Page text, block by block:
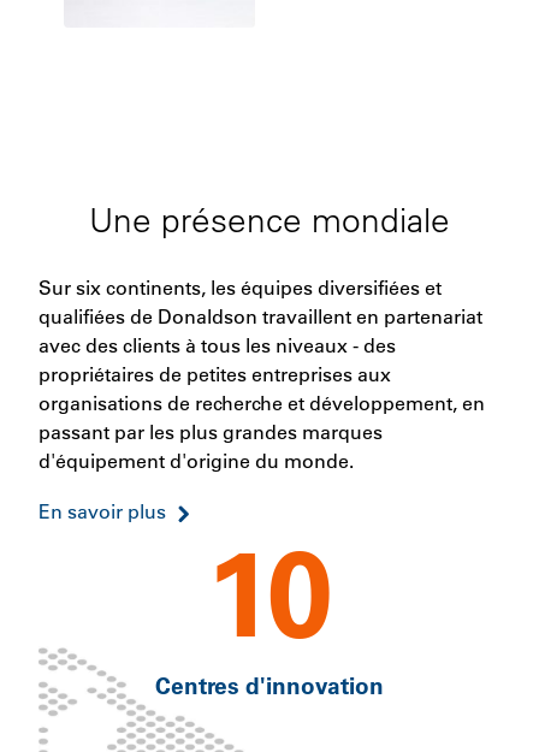
Une présence mondiale
Sur six continents, les équipes diversifiées et
qualifiées de Donaldson travaillent en partenariat
avec des clients à tous les niveaux - des
propriétaires de petites entreprises aux
organisations de recherche et développement, en
passant par les plus grandes marques
d'équipement d'origine du monde.
En savoir plus
10
Centres d'innovation